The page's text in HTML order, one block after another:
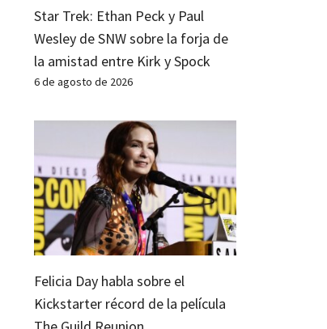
Star Trek: Ethan Peck y Paul
Wesley de SNW sobre la forja de
la amistad entre Kirk y Spock
6 de agosto de 2026
Felicia Day habla sobre el
Kickstarter récord de la película